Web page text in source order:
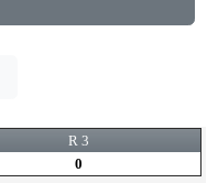
R 3
0